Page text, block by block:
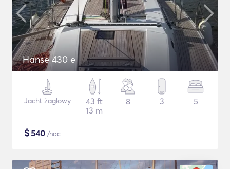
Hanse 430 e
Jacht żaglowy
43 ft
13 m
8 3 5
$540 /noc